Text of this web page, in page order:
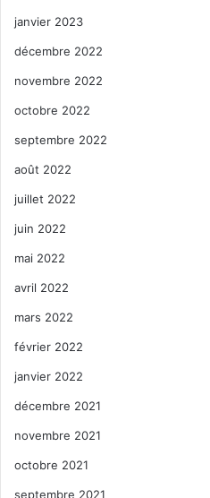
janvier 2023
décembre 2022
novembre 2022
octobre 2022
septembre 2022
août 2022
juillet 2022
juin 2022
mai 2022
avril 2022
mars 2022
février 2022
janvier 2022
décembre 2021
novembre 2021
octobre 2021
septembre 2021